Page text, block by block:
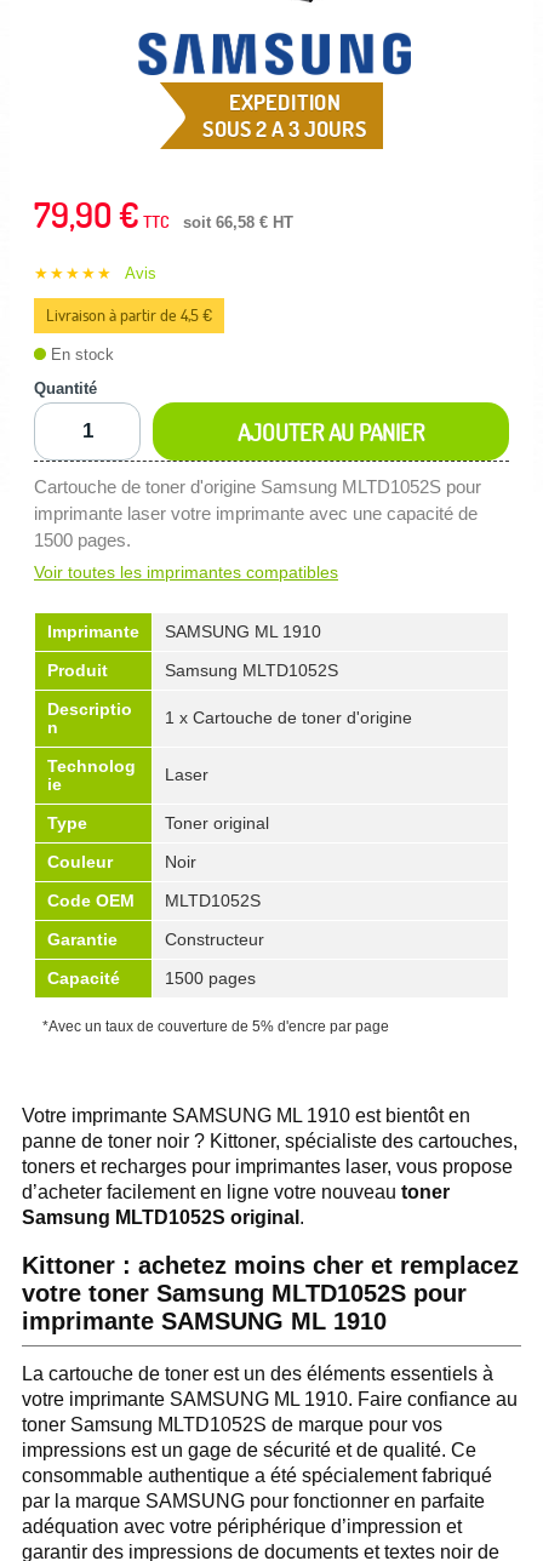
EXPEDITION
SOUS 2 A 3 JOURS
79,90 € TTC soit 66,58 € HT
★★★★★ Avis
Livraison à partir de 4,5 €
En stock
Quantité
AJOUTER AU PANIER
Cartouche de toner d'origine Samsung MLTD1052S pour
imprimante laser votre imprimante avec une capacité de
1500 pages.
Voir toutes les imprimantes compatibles
Imprimante
SAMSUNG ML 1910
Produit
Samsung MLTD1052S
Descriptio
n
1 x Cartouche de toner d'origine
Technolog
ie
Laser
Type
Toner original
Couleur
Noir
Code OEM
MLTD1052S
Garantie
Constructeur
Capacité
1500 pages
*Avec un taux de couverture de 5% d'encre par page
Votre imprimante SAMSUNG ML 1910 est bientôt en
panne de toner noir ? Kittoner, spécialiste des cartouches,
toners et recharges pour imprimantes laser, vous propose
d’acheter facilement en ligne votre nouveau toner
Samsung MLTD1052S original .
Kittoner : achetez moins cher et remplacez
votre toner Samsung MLTD1052S pour
imprimante SAMSUNG ML 1910
La cartouche de toner est un des éléments essentiels à
votre imprimante SAMSUNG ML 1910. Faire confiance au
toner Samsung MLTD1052S de marque pour vos
impressions est un gage de sécurité et de qualité. Ce
consommable authentique a été spécialement fabriqué
par la marque SAMSUNG pour fonctionner en parfaite
adéquation avec votre périphérique d’impression et
garantir des impressions de documents et textes noir de